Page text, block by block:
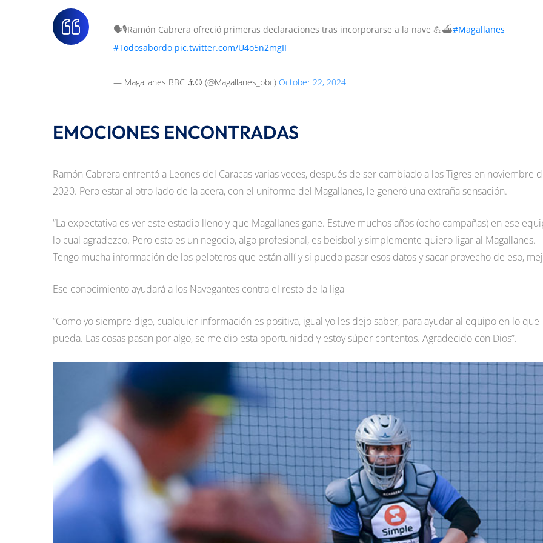
🗣️🎙️Ramón Cabrera ofreció primeras declaraciones tras incorporarse a la nave 💪⛴️#Magallanes
#Todosabordo pic.twitter.com/U4o5n2mgII
— Magallanes BBC ⚓️⚾️ (@Magallanes_bbc) October 22, 2024
EMOCIONES ENCONTRADAS
Ramón Cabrera enfrentó a Leones del Caracas varias veces, después de ser cambiado a los Tigres en noviembre
2020. Pero estar al otro lado de la acera, con el uniforme del Magallanes, le generó una extraña sensación.
“La expectativa es ver este estadio lleno y que Magallanes gane. Estuve muchos años (ocho campañas) en ese
lo cual agradezco. Pero esto es un negocio, algo profesional, es beisbol y simplemente quiero ligar al Magallanes.
Tengo mucha información de los peloteros que están allí y si puedo pasar esos datos y sacar provecho de eso,
Ese conocimiento ayudará a los Navegantes contra el resto de la liga
“Como yo siempre digo, cualquier información es positiva, igual yo les dejo saber, para ayudar al equipo en lo que
pueda. Las cosas pasan por algo, se me dio esta oportunidad y estoy súper contentos. Agradecido con Dios”.